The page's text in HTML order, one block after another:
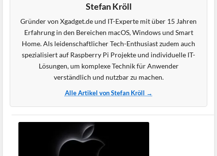
Stefan Kröll
Gründer von Xgadget.de und IT-Experte mit über 15 Jahren
Erfahrung in den Bereichen macOS, Windows und Smart
Home. Als leidenschaftlicher Tech-Enthusiast zudem auch
spezialisiert auf Raspberry Pi Projekte und individuelle IT-
Lösungen, um komplexe Technik für Anwender
verständlich und nutzbar zu machen.
Alle Artikel von Stefan Kröll →